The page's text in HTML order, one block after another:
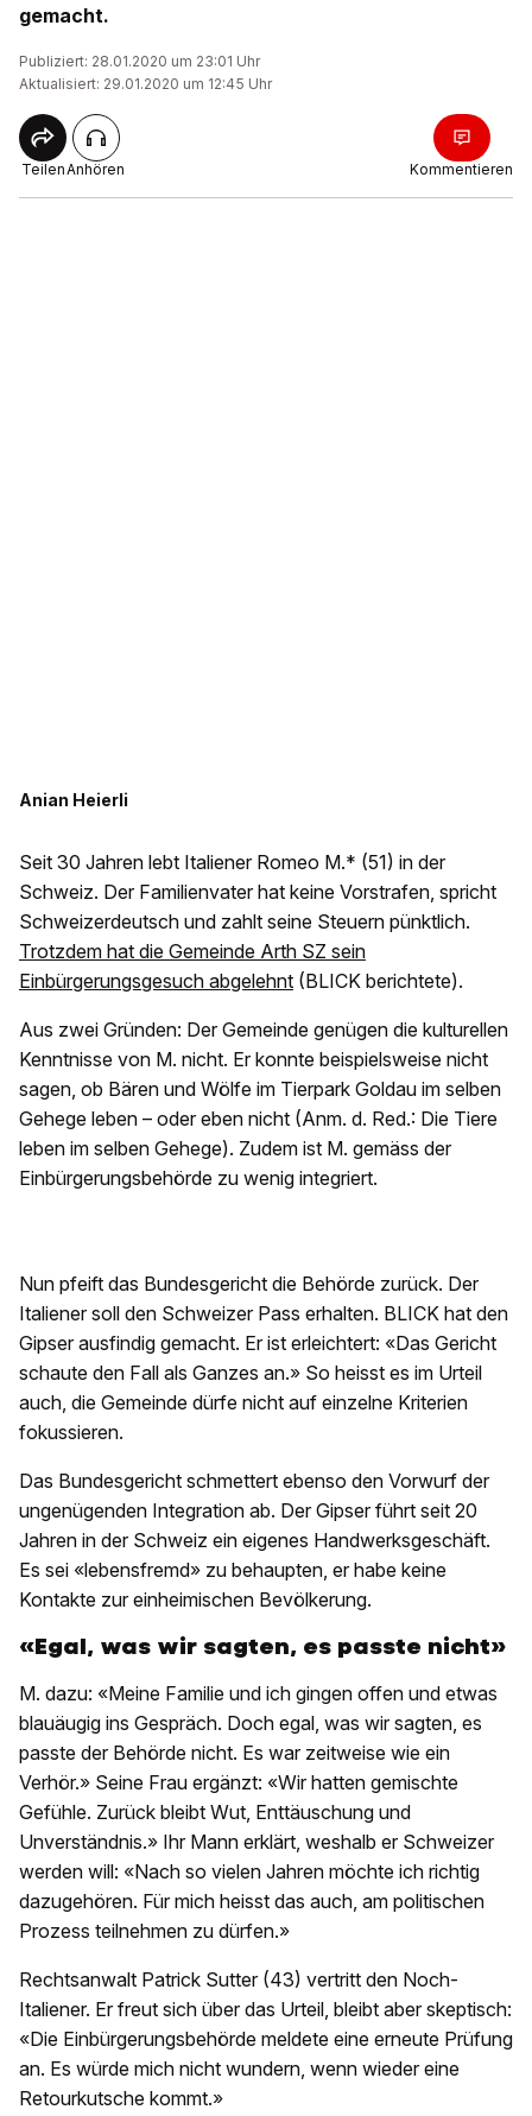
gemacht.
Publiziert: 28.01.2020 um 23:01 Uhr
Aktualisiert: 29.01.2020 um 12:45 Uhr
TeilenAnhören Kommentieren
Anian Heierli
Seit 30 Jahren lebt Italiener Romeo M.* (51) in der
Schweiz. Der Familienvater hat keine Vorstrafen, spricht
Schweizerdeutsch und zahlt seine Steuern pünktlich.
Trotzdem hat die Gemeinde Arth SZ sein
Einbürgerungsgesuch abgelehnt (BLICK berichtete).
Aus zwei Gründen: Der Gemeinde genügen die kulturellen
Kenntnisse von M. nicht. Er konnte beispielsweise nicht
sagen, ob Bären und Wölfe im Tierpark Goldau im selben
Gehege leben – oder eben nicht (Anm. d. Red.: Die Tiere
leben im selben Gehege). Zudem ist M. gemäss der
Einbürgerungsbehörde zu wenig integriert.
Nun pfeift das Bundesgericht die Behörde zurück. Der
Italiener soll den Schweizer Pass erhalten. BLICK hat den
Gipser ausfindig gemacht. Er ist erleichtert: «Das Gericht
schaute den Fall als Ganzes an.» So heisst es im Urteil
auch, die Gemeinde dürfe nicht auf einzelne Kriterien
fokussieren.
Das Bundesgericht schmettert ebenso den Vorwurf der
ungenügenden Integration ab. Der Gipser führt seit 20
Jahren in der Schweiz ein eigenes Handwerksgeschäft.
Es sei «lebensfremd» zu behaupten, er habe keine
Kontakte zur einheimischen Bevölkerung.
«Egal, was wir sagten, es passte nicht»
M. dazu: «Meine Familie und ich gingen offen und etwas
blauäugig ins Gespräch. Doch egal, was wir sagten, es
passte der Behörde nicht. Es war zeitweise wie ein
Verhör.» Seine Frau ergänzt: «Wir hatten gemischte
Gefühle. Zurück bleibt Wut, Enttäuschung und
Unverständnis.» Ihr Mann erklärt, weshalb er Schweizer
werden will: «Nach so vielen Jahren möchte ich richtig
dazugehören. Für mich heisst das auch, am politischen
Prozess teilnehmen zu dürfen.»
Rechtsanwalt Patrick Sutter (43) vertritt den Noch-
Italiener. Er freut sich über das Urteil, bleibt aber skeptisch:
«Die Einbürgerungsbehörde meldete eine erneute Prüfung
an. Es würde mich nicht wundern, wenn wieder eine
Retourkutsche kommt.»